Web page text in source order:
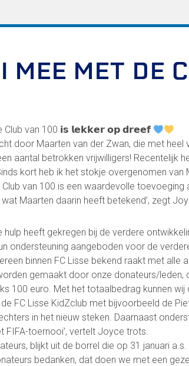
Uitslagen
LED-boarding NIEUW!
Sponsoren
Business Club 2.0
Heeren van Ter Specke
Contact
Vertrouwenspersonen
Financieel contactpersoon
Wie doet wat
Ruimte reserveren/huren
MEE MET DE
van 100 𝗶𝘀 𝗹𝗲𝗸𝗸𝗲𝗿 𝗼𝗽 𝗱𝗿𝗲𝗲𝗳
door Maarten van der Zwan, die met heel
aantal betrokken vrijwilligers! Recentelijk
kort heb ik het stokje overgenomen van
van 100 is een waardevolle toevoeging
Maarten daarin heeft betekend’, zegt
heeft gekregen bij de verdere
ondersteuning aangeboden voor de
binnen FC Lisse bekend raakt met alle
gemaakt door onze donateurs/leden,
100 euro. Met het totaalbedrag kunnen wij
FC Lisse KidZclub met bijvoorbeeld de
in het nieuw steken. Daarnaast
toernooi’, vertelt Joyce trots.
blijkt uit de borrel die op 31 januari
bedanken, dat doen we met een